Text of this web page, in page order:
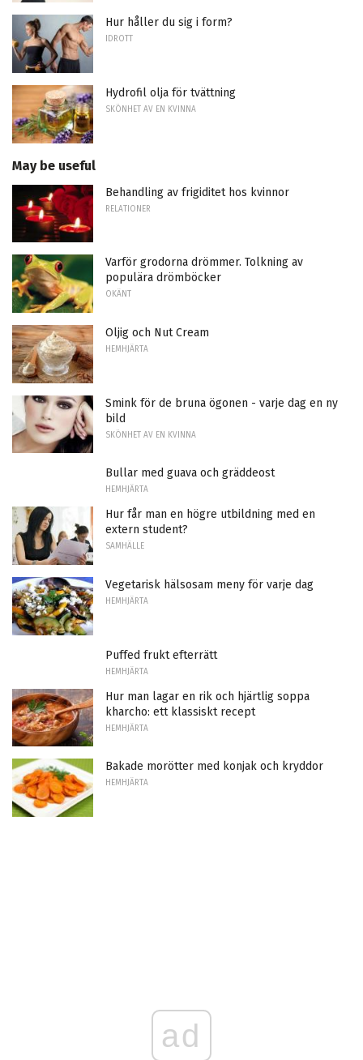
Hur håller du sig i form?
IDROTT
Hydrofil olja för tvättning
SKÖNHET AV EN KVINNA
May be useful
Behandling av frigiditet hos kvinnor
RELATIONER
Varför grodorna drömmer. Tolkning av
populära drömböcker
OKÄNT
Oljig och Nut Cream
HEMHJÄRTA
Smink för de bruna ögonen - varje dag en ny
bild
SKÖNHET AV EN KVINNA
Bullar med guava och gräddeost
HEMHJÄRTA
Hur får man en högre utbildning med en
extern student?
SAMHÄLLE
Vegetarisk hälsosam meny för varje dag
HEMHJÄRTA
Puffed frukt efterrätt
HEMHJÄRTA
Hur man lagar en rik och hjärtlig soppa
kharcho: ett klassiskt recept
HEMHJÄRTA
Bakade morötter med konjak och kryddor
HEMHJÄRTA
ad